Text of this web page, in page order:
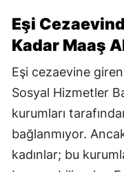
Eşi
Kadar Maaş
Eşi cezaevine
Sosyal Hizmetler
kurumları
bağlanmıyor.
kadınlar; bu